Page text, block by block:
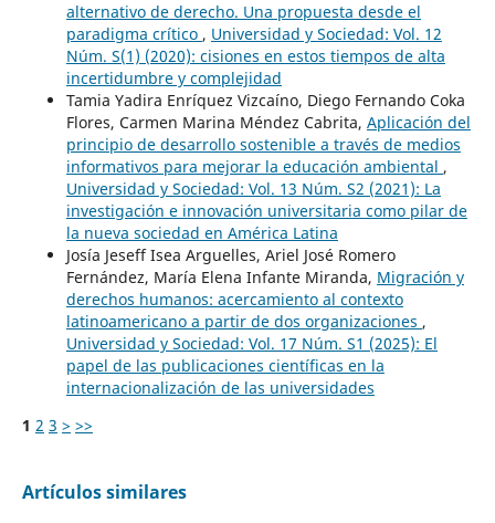
alternativo de derecho. Una propuesta desde el
paradigma crítico , Universidad y Sociedad: Vol. 12
Núm. S(1) (2020): cisiones en estos tiempos de alta
incertidumbre y complejidad
Tamia Yadira Enríquez Vizcaíno, Diego Fernando Coka
Flores, Carmen Marina Méndez Cabrita, Aplicación del
principio de desarrollo sostenible a través de medios
informativos para mejorar la educación ambiental ,
Universidad y Sociedad: Vol. 13 Núm. S2 (2021): La
investigación e innovación universitaria como pilar de
la nueva sociedad en América Latina
Josía Jeseff Isea Arguelles, Ariel José Romero
Fernández, María Elena Infante Miranda, Migración y
derechos humanos: acercamiento al contexto
latinoamericano a partir de dos organizaciones ,
Universidad y Sociedad: Vol. 17 Núm. S1 (2025): El
papel de las publicaciones científicas en la
internacionalización de las universidades
1 2 3 > >>
Artículos similares